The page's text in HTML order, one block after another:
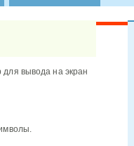
вывода на экран